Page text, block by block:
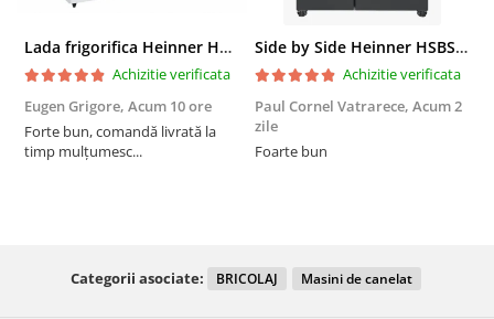
Lada frigorifica Heinner HCF-287CNHE++, 287 l, Clasa E, Compresor inverter, Iluminare LED, Functionalitate frigider, Alb
Achizitie verificata
Eugen Grigore, Acum 10 ore
Forte bun, comandă livrată la
timp mulțumesc...
Side by Side Heinner HSBS-HM439NFINVDGWDE++, Total No Frost, Compresor Inverter, Dozator Apa, Display Touch LED, 439 L, Clasa E, Gri Antracit Texturat
Achizitie verificata
Paul Cornel Vatrarece, Acum 2
zile
Foarte bun
Categorii asociate: BRICOLAJ Masini de canelat